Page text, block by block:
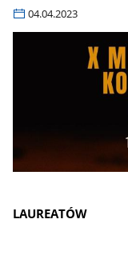
04.04.2023
LAUREATÓW